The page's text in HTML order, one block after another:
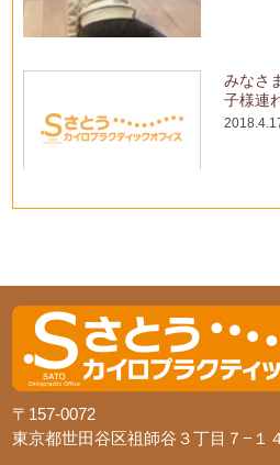
みなさ
子様連
〒157-0072
東京都世田谷区祖師谷３丁目７−１